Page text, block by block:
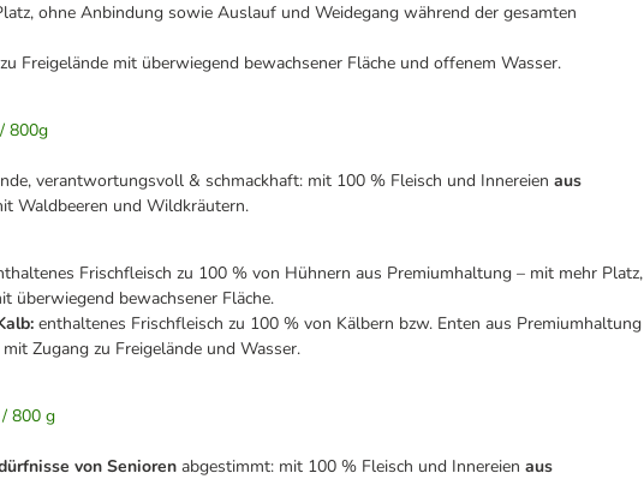
ohne Anbindung sowie Auslauf und Weidegang während der gesamten
Freigelände mit überwiegend bewachsener Fläche und offenem Wasser.
800g
verantwortungsvoll & schmackhaft: mit 100 % Fleisch und Innereien aus
Waldbeeren und Wildkräutern.
Frischfleisch zu 100 % von Hühnern aus Premiumhaltung – mit mehr Platz,
überwiegend bewachsener Fläche.
enthaltenes Frischfleisch zu 100 % von Kälbern bzw. Enten aus Premiumhaltung
Zugang zu Freigelände und Wasser.
800 g
von Senioren abgestimmt: mit 100 % Fleisch und Innereien aus